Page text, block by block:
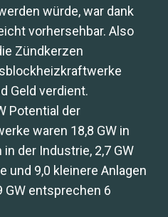
würde, war dank
vorhersehbar. Also
Zündkerzen
Geld verdient.
Potential der
waren 18,8 GW in
der Industrie, 2,7 GW
und 9,0 kleinere Anlagen
GW entsprechen 6